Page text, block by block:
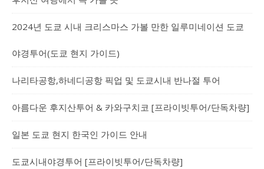
2024년 도쿄 시내 크리스마스 가볼 만한 일루미네이션 도쿄
야경투어(도쿄 현지 가이드)
나리타공항,하네디공항 픽업 및 도쿄시내 반나절 투어
아름다운 후지산투어 & 카와구치코 [프라이빗투어/단독차량]
일본 도쿄 현지 한국인 가이드 안내
도쿄시내야경투어 [프라이빗투어/단독차량]